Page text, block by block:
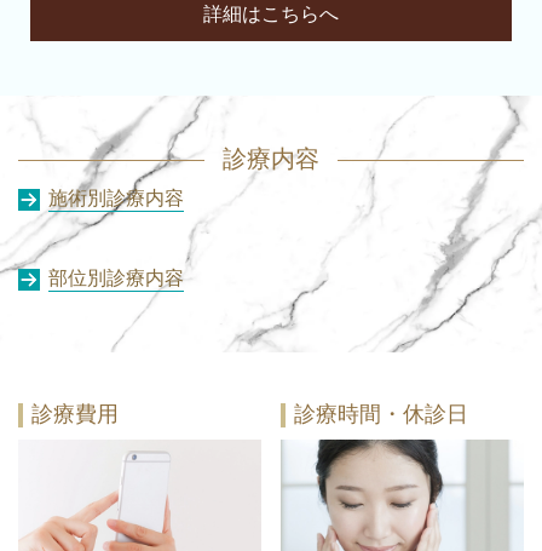
詳細はこちらへ
診療内容
施術別診療内容
部位別診療内容
診療費用 診療時間・休診日